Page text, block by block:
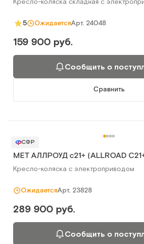
5 ОжидаетсяАрт. 24048
159 900 руб.
Сообщить о
Сравнить
СФР
MET АЛЛРОУД с21+ (ALLROAD
Кресло-коляска с электроприводом
ОжидаетсяАрт. 23828
289 900 руб.
Сообщить о